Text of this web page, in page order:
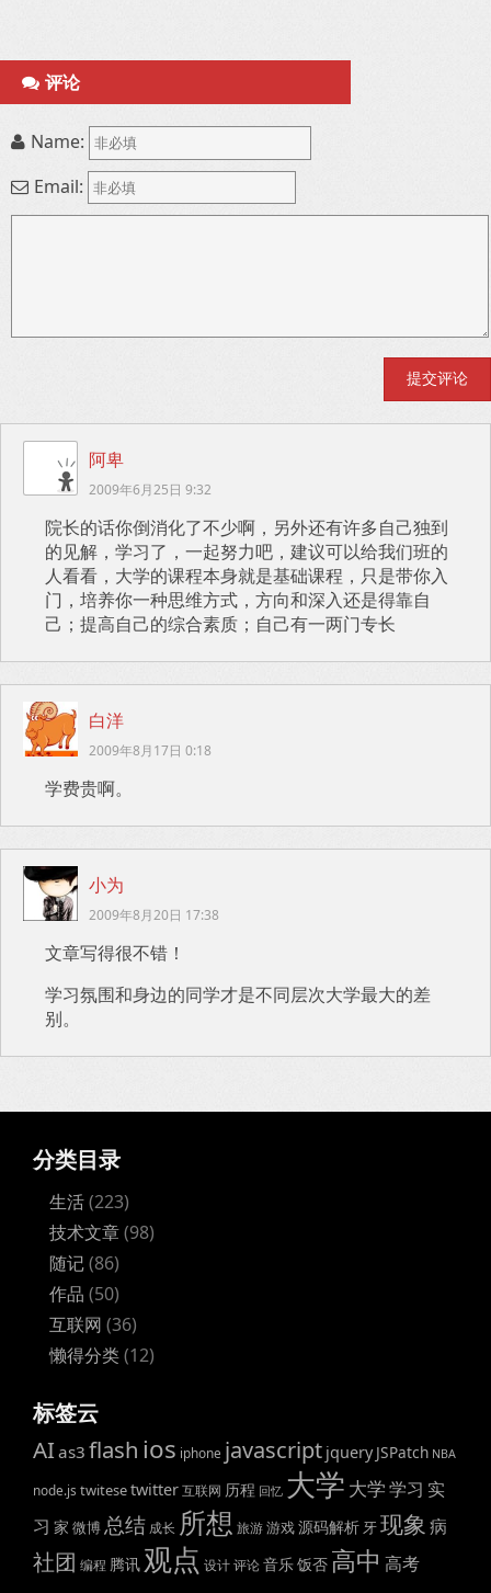
评论
Name:
Email:
阿卑
2009年6月25日 9:32
院长的话你倒消化了不少啊，另外还有许多自己独到
的见解，学习了，一起努力吧，建议可以给我们班的
人看看，大学的课程本身就是基础课程，只是带你入
门，培养你一种思维方式，方向和深入还是得靠自
己；提高自己的综合素质；自己有一两门专长
白洋
2009年8月17日 0:18
学费贵啊。
小为
2009年8月20日 17:38
文章写得很不错！
学习氛围和身边的同学才是不同层次大学最大的差
别。
分类目录
生活(223)
技术文章(98)
随记(86)
作品 (50)
互联网 (36)
懒得分类(12)
标签云
AIas3 flash ios iphone javascript jquery JSPatch NBA
node.js twitesetwitter互联网 历程 回忆 大学 大学学习 实
习 家 微博总结 成长 所想 旅游游戏源码解析 牙现象病
社团 编程 腾讯 观点 设计评论音乐饭否 高中 高考